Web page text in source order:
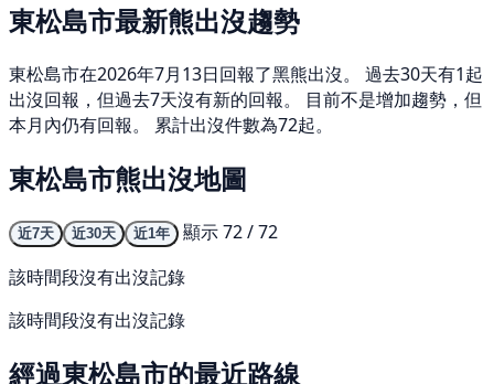
東松島市最新熊出沒趨勢
東松島市在2026年7月13日回報了黑熊出沒。 過去30天有1起
出沒回報，但過去7天沒有新的回報。 目前不是增加趨勢，但
本月內仍有回報。 累計出沒件數為72起。
東松島市熊出沒地圖
近7天 近30天 近1年
顯示 72 / 72
該時間段沒有出沒記錄
該時間段沒有出沒記錄
經過東松島市的最近路線